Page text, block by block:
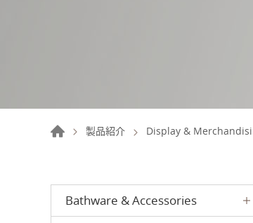
製品紹介 Display &
Bathware & Accessories